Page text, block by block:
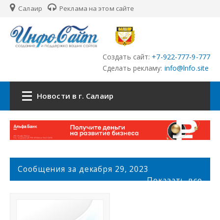
Салаир Реклама на этом сайте
Создать сайт: +7-922-777-9-777
Сделать рекламу: info@lnfo.site
Новости в г. Салаир
Главная
Сайты
Сообщения за декабря 29, 2023
Показать все